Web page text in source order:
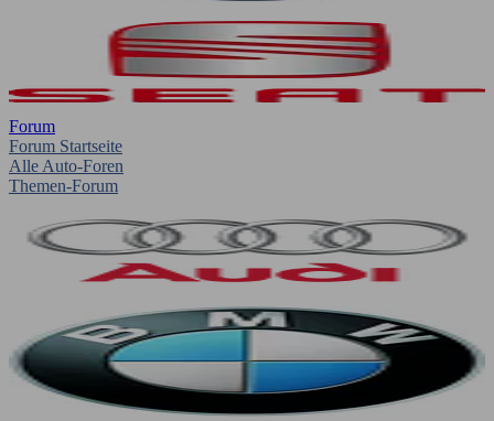
Forum
Forum Startseite
Alle Auto-Foren
Themen-Forum